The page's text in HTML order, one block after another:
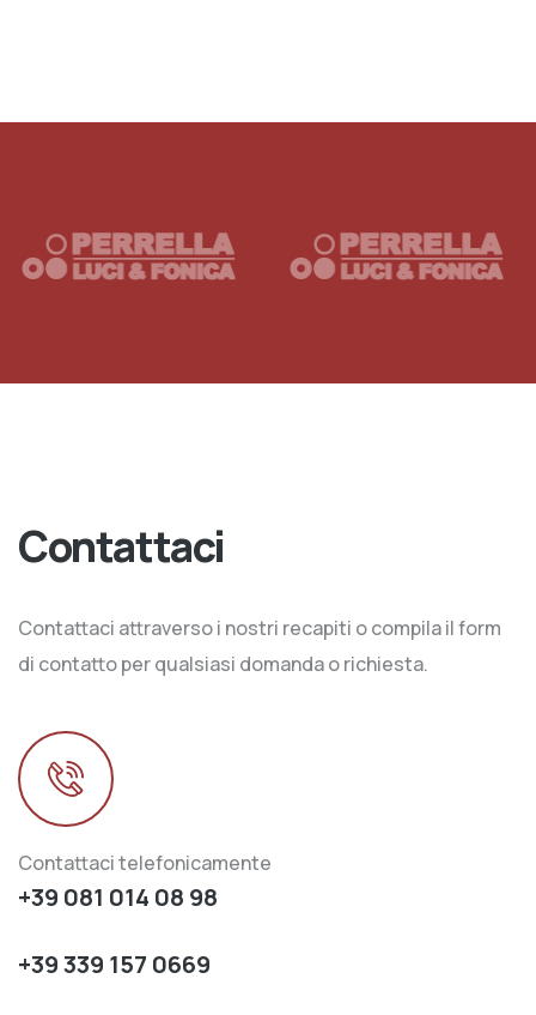
Contattaci
Contattaci attraverso i nostri recapiti o compila il form
di contatto per qualsiasi domanda o richiesta.
Contattaci telefonicamente
+39 081 014 08 98
+39 339 157 0669